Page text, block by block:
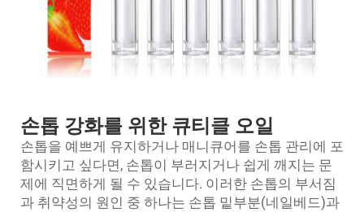
손톱 강화를 위한 큐티클 오일
손톱을 예쁘게 유지하거나 매니큐어를 손톱 관리에 포
함시키고 싶다면, 손톱이 부러지거나 쉽게 깨지는 문
제에 직면하게 될 수 있습니다. 이러한 손톱의 부서짐
과 취약성의 원인 중 하나는 손톱 밑부분(네일베드)과